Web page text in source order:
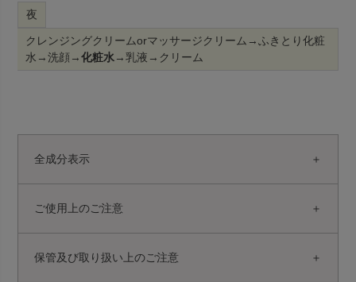
夜
クレンジングクリームorマッサージクリーム→ふきとり化粧
水→洗顔→化粧水→乳液→クリーム
全成分表示
ご使用上のご注意
保管及び取り扱い上のご注意